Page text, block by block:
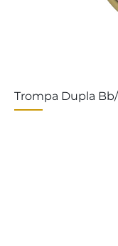
Trompa Dupla